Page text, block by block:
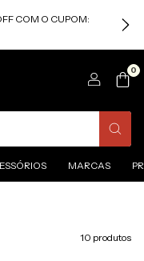
COM O CUPOM:
0
MARCAS
10 produtos